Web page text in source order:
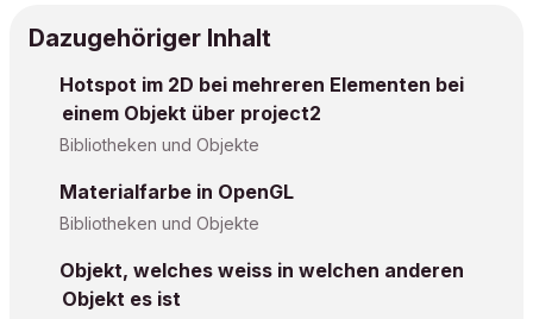
Dazugehöriger Inhalt
Hotspot im 2D bei mehreren Elementen bei
einem Objekt über project2
Bibliotheken und Objekte
Materialfarbe in OpenGL
Bibliotheken und Objekte
Objekt, welches weiss in welchen anderen
Objekt es ist